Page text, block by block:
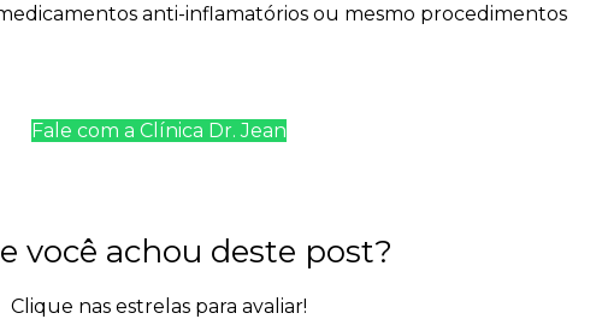
anti-inflamatórios ou mesmo procedimentos
Fale com a Clínica Dr. Jean
você achou deste post?
Clique nas estrelas para avaliar!